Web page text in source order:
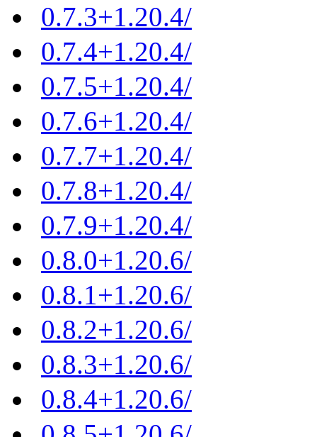
0.7.3+1.20.4/
0.7.4+1.20.4/
0.7.5+1.20.4/
0.7.6+1.20.4/
0.7.7+1.20.4/
0.7.8+1.20.4/
0.7.9+1.20.4/
0.8.0+1.20.6/
0.8.1+1.20.6/
0.8.2+1.20.6/
0.8.3+1.20.6/
0.8.4+1.20.6/